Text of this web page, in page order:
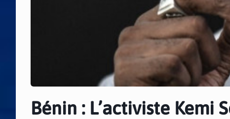
Bénin : L’activiste Kemi